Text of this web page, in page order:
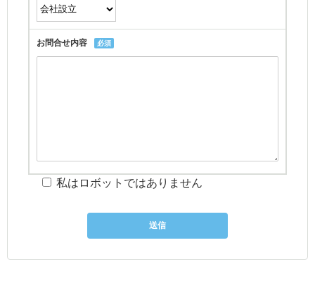
お問合せ内容 必須
私はロボットではありません